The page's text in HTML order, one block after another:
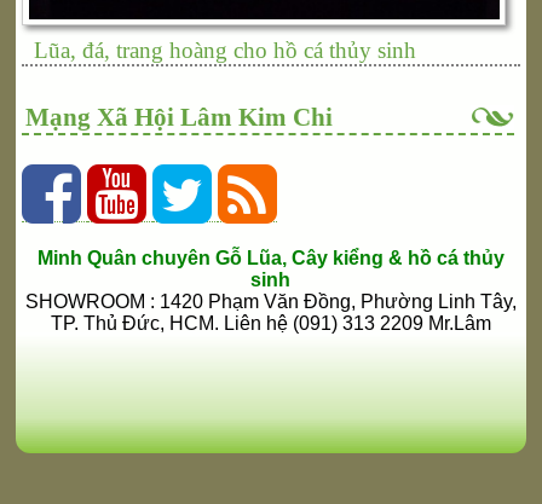
Lũa, đá, trang hoàng cho hồ cá thủy sinh
Mạng Xã Hội Lâm Kim Chi
Minh Quân chuyên Gỗ Lũa, Cây kiểng & hồ cá thủy
sinh
SHOWROOM : 1420 Phạm Văn Đồng, Phường Linh Tây,
TP. Thủ Đức, HCM. Liên hệ (091) 313 2209 Mr.Lâm